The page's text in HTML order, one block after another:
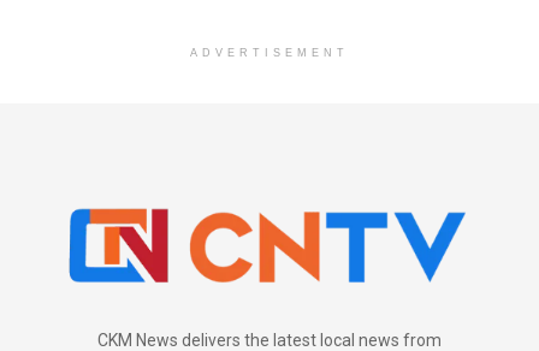
ADVERTISEMENT
CKM News delivers the latest local news from